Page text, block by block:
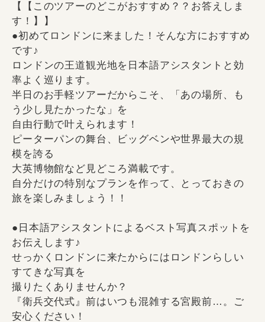
【【このツアーのどこがおすすめ？？お答えしま
す！】】
●初めてロンドンに来ました！そんな方におすすめ
です♪
ロンドンの王道観光地を日本語アシスタントと効
率よく巡ります。
半日のお手軽ツアーだからこそ、「あの場所、も
う少し見たかったな」を
自由行動で叶えられます！
ピーターパンの舞台、ビッグベンや世界最大の規
模を誇る
大英博物館など見どころ満載です。
自分だけの特別なプランを作って、とっておきの
旅を楽しみましょう！！
●日本語アシスタントによるベスト写真スポットを
お伝えします♪
せっかくロンドンに来たからにはロンドンらしい
すてきな写真を
撮りたくありませんか？
『衛兵交代式』前はいつも混雑する宮殿前…。ご
安心ください！